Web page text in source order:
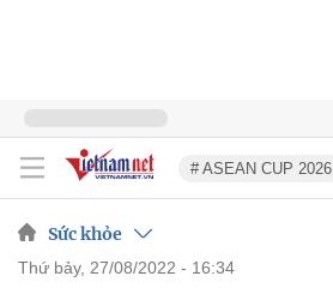
# ASEAN CUP 2026
Sức khỏe
thứ bảy, 27/08/2022 - 16:34